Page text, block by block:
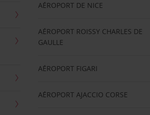
AÉROPORT DE NICE
AÉROPORT ROISSY CHARLES DE
GAULLE
AÉROPORT FIGARI
AÉROPORT AJACCIO CORSE